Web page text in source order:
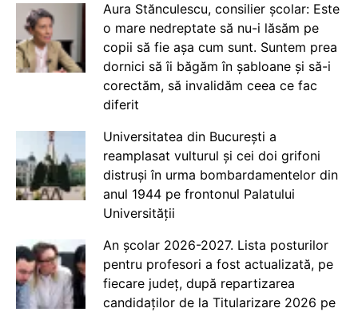
Aura Stănculescu, consilier școlar: Este
o mare nedreptate să nu-i lăsăm pe
copii să fie așa cum sunt. Suntem prea
dornici să îi băgăm în șabloane și să-i
corectăm, să invalidăm ceea ce fac
diferit
Universitatea din București a
reamplasat vulturul și cei doi grifoni
distruși în urma bombardamentelor din
anul 1944 pe frontonul Palatului
Universității
An școlar 2026-2027. Lista posturilor
pentru profesori a fost actualizată, pe
fiecare județ, după repartizarea
candidaților de la Titularizare 2026 pe